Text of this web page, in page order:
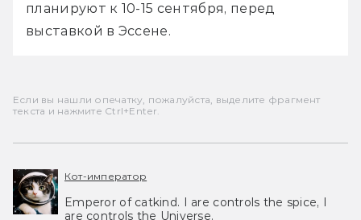
планируют к 10-15 сентября, перед
выставкой в Эссене.
Если вы нашли опечатку, пожалуйста, выделите фрагмент
текста и нажмите Ctrl+Enter.
Кот-император
Emperor of catkind. I are controls the spice, I
are controls the Universe.